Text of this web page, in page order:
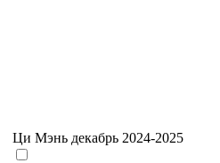
Ци Мэнь декабрь 2024-2025